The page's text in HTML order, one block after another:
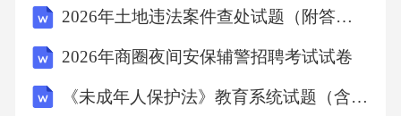
改善对危险源进行有效隔离，确保维修人员与
境安全评估与改善建议应急处理预案制定及演
练应急预案制定根据可能发生的紧急情况，制
2026年土地违法案件查处试题（附答案）
2026年商圈夜间安保辅警招聘考试试卷
《未成年人保护法》教育系统试题（含答案）